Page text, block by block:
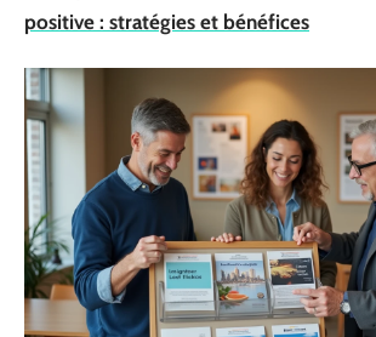
positive : stratégies et bénéfices